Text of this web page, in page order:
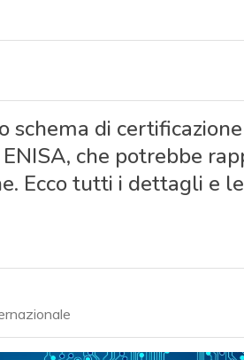
schema di
che potrebbe
Ecco tutti i dettagli e